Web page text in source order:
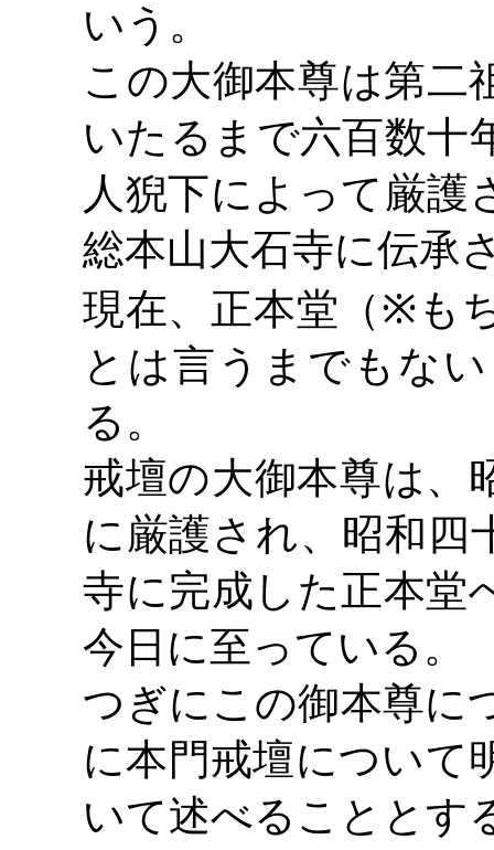
いう。
この大御本尊は第二
いたるまで六百数十
人猊下によって厳護
総本山大石寺に伝承
現在、正本堂（ ※も
とは言うまでもな
る。
戒壇の大御本尊は、
に厳護され、昭和四
寺に完成した正本堂
今日に至っている。
つぎにこの御本尊に
に本門戒壇について
いて述べることとす